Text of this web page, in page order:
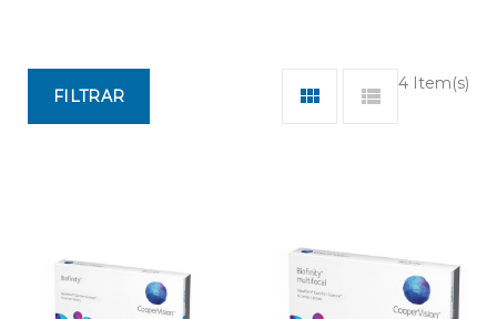
4 Item(s)
FILTRAR